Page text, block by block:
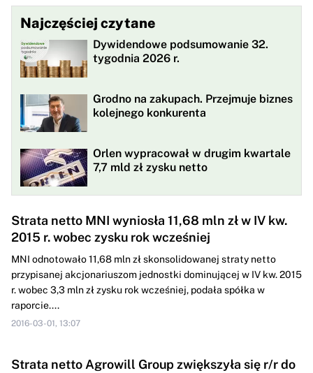
Najczęściej czytane
Dywidendowe podsumowanie 32.
tygodnia 2026 r.
Grodno na zakupach. Przejmuje biznes
kolejnego konkurenta
Orlen wypracował w drugim kwartale
7,7 mld zł zysku netto
Strata netto MNI wyniosła 11,68 mln zł w IV kw.
2015 r. wobec zysku rok wcześniej
MNI odnotowało 11,68 mln zł skonsolidowanej straty netto
przypisanej akcjonariuszom jednostki dominującej w IV kw. 2015
r. wobec 3,3 mln zł zysku rok wcześniej, podała spółka w
raporcie....
2016-03-01, 13:07
Strata netto Agrowill Group zwiększyła się r/r do